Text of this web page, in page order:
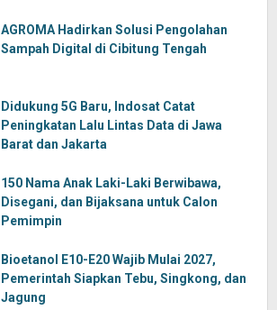
AGROMA Hadirkan Solusi Pengolahan
Sampah Digital di Cibitung Tengah
Didukung 5G Baru, Indosat Catat
Peningkatan Lalu Lintas Data di Jawa
Barat dan Jakarta
150 Nama Anak Laki-Laki Berwibawa,
Disegani, dan Bijaksana untuk Calon
Pemimpin
Bioetanol E10-E20 Wajib Mulai 2027,
Pemerintah Siapkan Tebu, Singkong, dan
Jagung